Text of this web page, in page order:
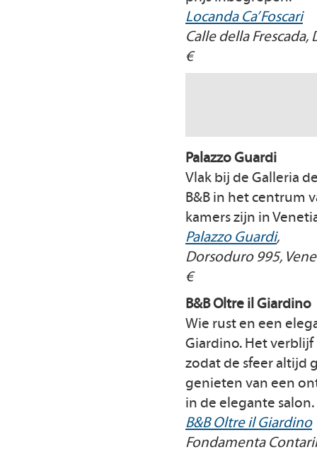
Locanda Ca’ Foscari
Calle della
€
Palazzo Guardi
Vlak bij de Galleria
B&B in het centrum
kamers zijn in
Palazzo Guardi,
Dorsoduro 995,
€
B&B Oltre il Giardino
Wie rust en een
Giardino. Het verblijf
zodat de sfeer altijd
genieten van een
in de elegante salon.
B&B Oltre il Giardino
Fondamenta